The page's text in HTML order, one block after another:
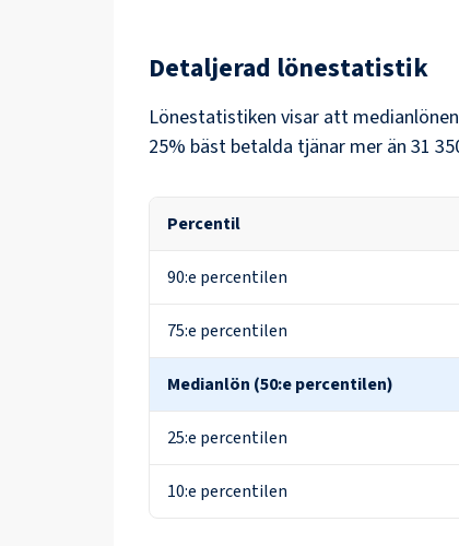
Detaljerad lönestatistik
Lönestatistiken visar att
25% bäst betalda tjänar mer än 31
Percentil
90:e percentilen
75:e percentilen
Medianlön (50:e percentilen)
25:e percentilen
10:e percentilen